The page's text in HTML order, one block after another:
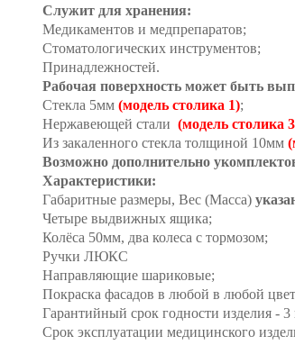
Cлужит для хранения:
Медикаментов и медпрепаратов;
Стоматологических инструментов;
Принадлежностей.
Рабочая поверхность может быть
Стекла 5мм (модель столика 1);
Нержавеющей стали (модель столика
Из закаленного стекла толщиной 10мм
Возможно дополнительно
Характеристики:
Габаритные размеры, Вес (Масса)
Четыре выдвижных ящика;
Колёса 50мм, два колеса с тормозом;
Ручки ЛЮКС
Направляющие шариковые;
Покраска фасадов в любой в любой
Гарантийный срок годности изделия - 3
Срок эксплуатации медицинского